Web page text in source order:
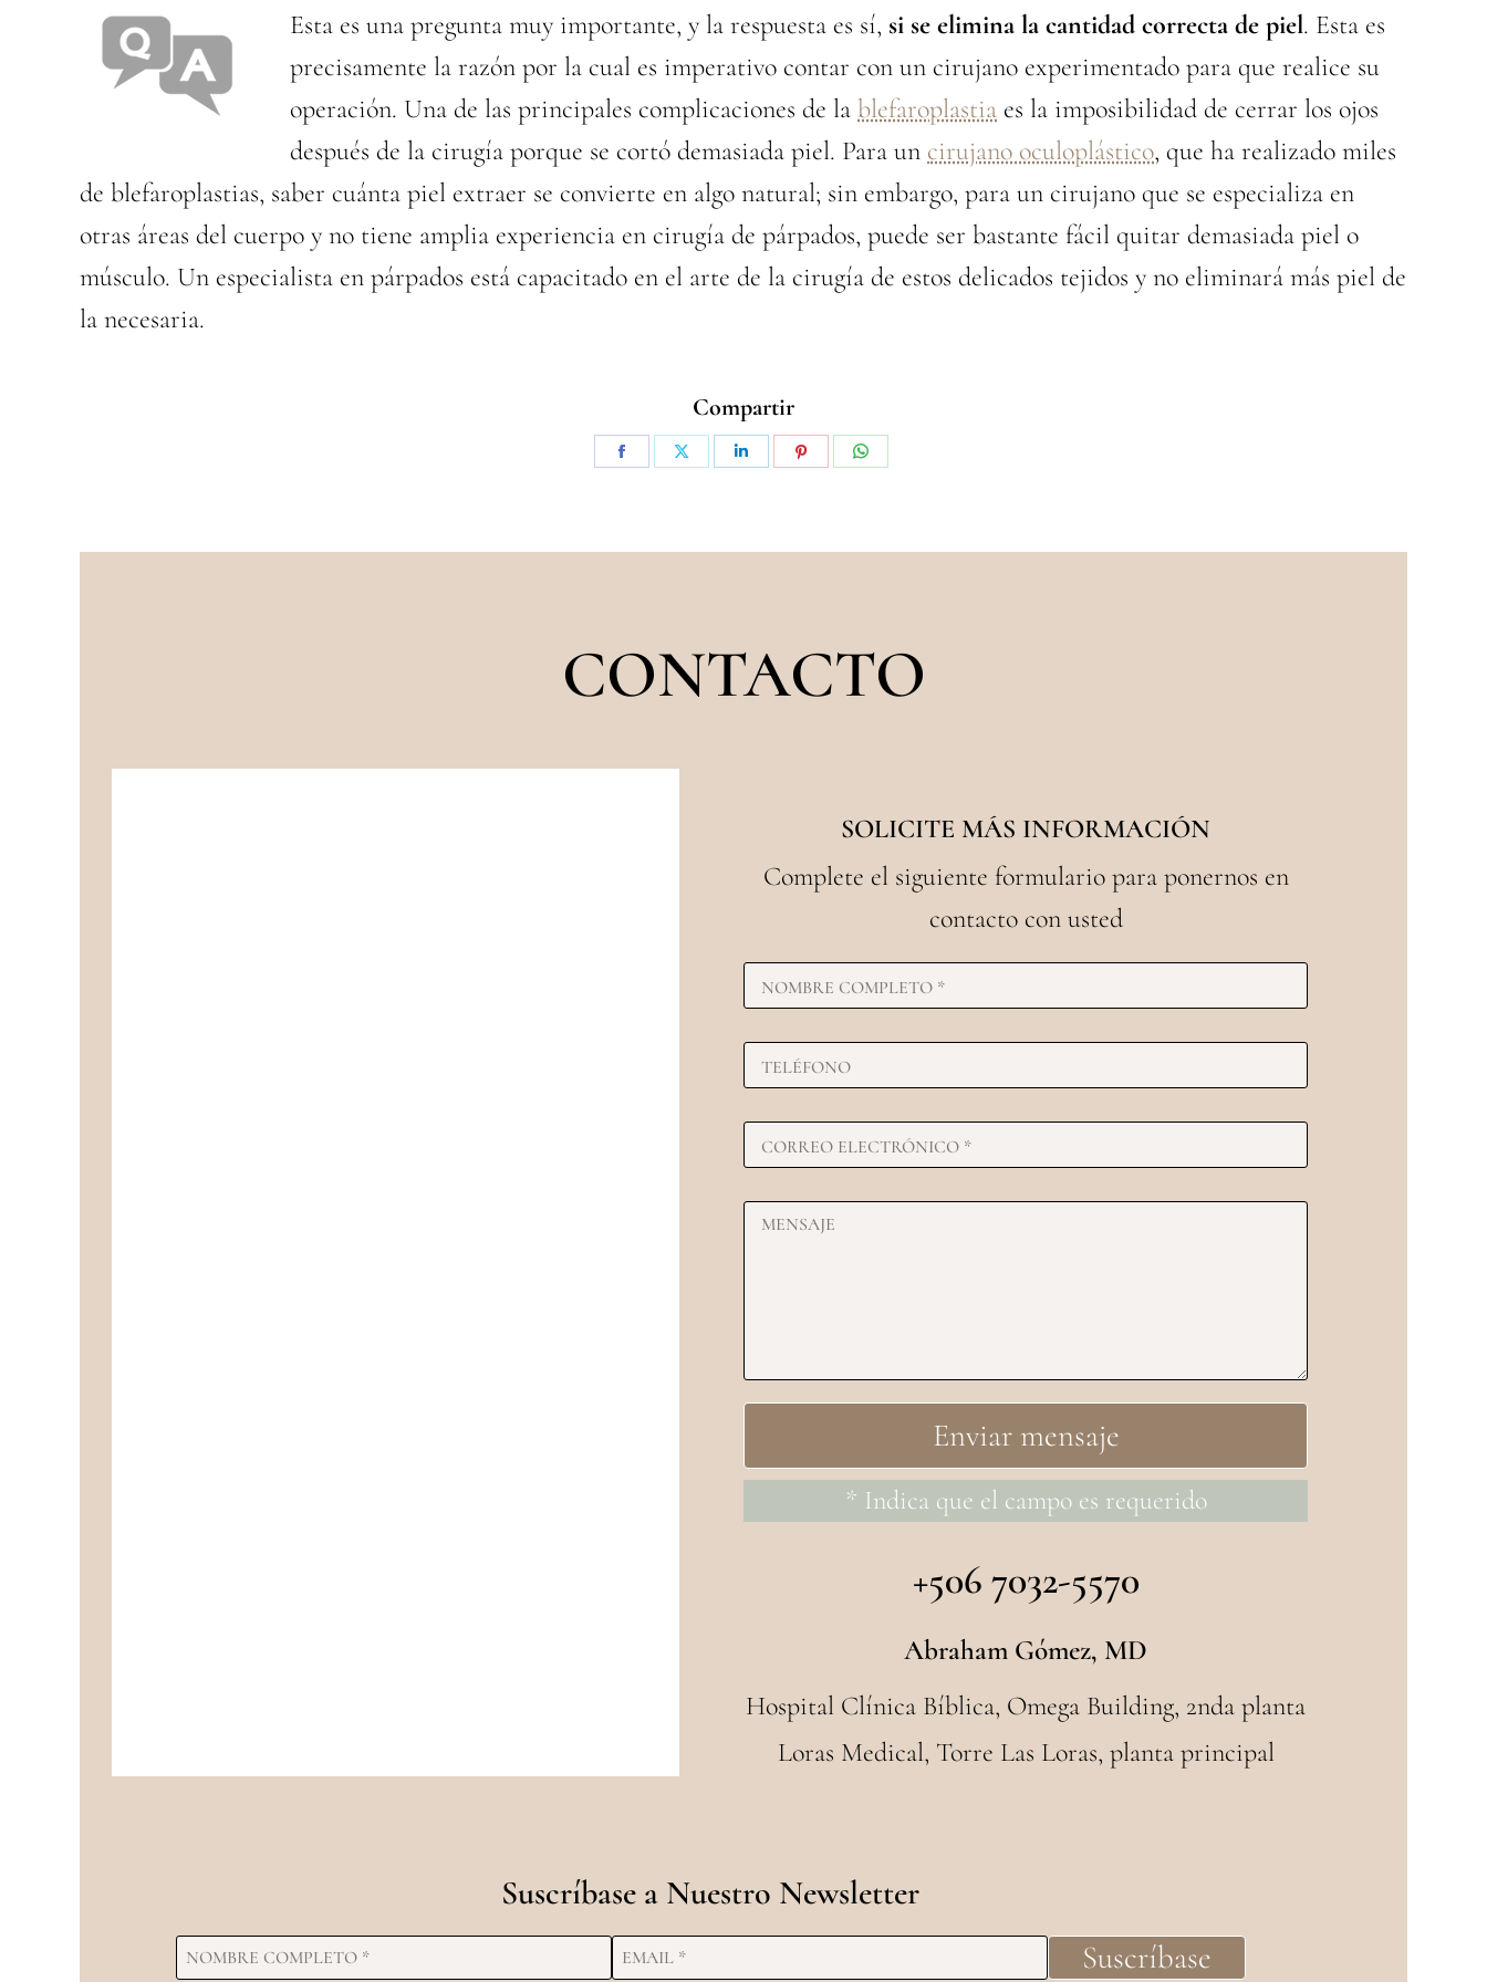
Esta es una pregunta muy importante, y la respuesta es sí, si se elimina la cantidad correcta de piel. Esta es
precisamente la razón por la cual es imperativo contar con un cirujano experimentado para que realice su
operación. Una de las principales complicaciones de la blefaroplastia es la imposibilidad de cerrar los ojos
después de la cirugía porque se cortó demasiada piel. Para un cirujano oculoplástico, que ha realizado miles
de blefaroplastias, saber cuánta piel extraer se convierte en algo natural; sin embargo, para un cirujano que se especializa en
otras áreas del cuerpo y no tiene amplia experiencia en cirugía de párpados, puede ser bastante fácil quitar demasiada piel o
músculo. Un especialista en párpados está capacitado en el arte de la cirugía de estos delicados tejidos y no eliminará más piel de
la necesaria.
Compartir
CONTACTO
SOLICITE MÁS INFORMACIÓN
Complete el siguiente formulario para ponernos en
contacto con usted
* Indica que el campo es requerido
+506 7032-5570
Abraham Gómez, MD
Hospital Clínica Bíblica, Omega Building, 2nda planta
Loras Medical, Torre Las Loras, planta principal
Suscríbase a Nuestro Newsletter